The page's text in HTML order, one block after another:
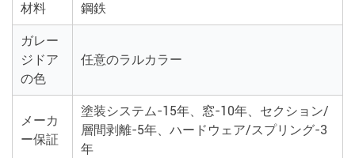
材料 鋼鉄
ガレー
ジドア
の色
任意のラルカラー
メーカ
ー保証
塗装システム-15年、窓-10年、セクション/
層間剥離-5年、ハードウェア/スプリング-3
年